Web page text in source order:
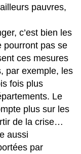
pauvres,
c’est bien les
pourront pas se
ces mesures
par exemple, les
fois plus
Le
plus sur les
de la crise…
aussi
par